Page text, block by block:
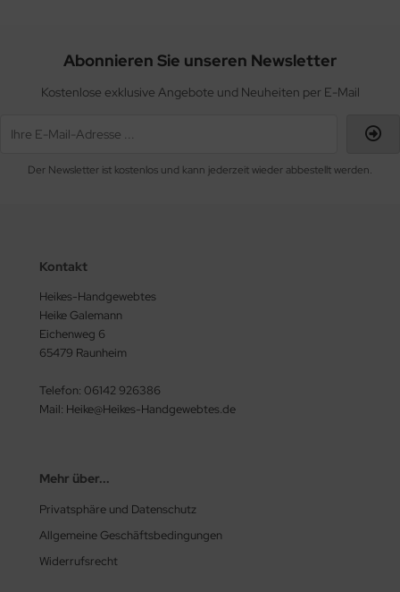
Abonnieren Sie unseren Newsletter
Kostenlose exklusive Angebote und Neuheiten per E-Mail
Der Newsletter ist kostenlos und kann jederzeit wieder abbestellt werden.
Kontakt
Heikes-Handgewebtes
Heike Galemann
Eichenweg 6
65479 Raunheim
Telefon: 06142 926386
Mail: Heike@Heikes-Handgewebtes.de
Mehr über...
Privatsphäre und Datenschutz
Allgemeine Geschäftsbedingungen
Widerrufsrecht